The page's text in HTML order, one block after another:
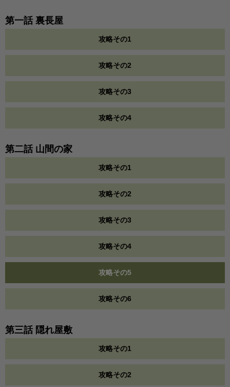
第一話 裏長屋
攻略その1
攻略その2
攻略その3
攻略その4
第二話 山間の家
攻略その1
攻略その2
攻略その3
攻略その4
攻略その5
攻略その6
第三話 隠れ屋敷
攻略その1
攻略その2